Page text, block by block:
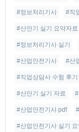
#정보처리기사 #직
#산안기 실기 요약자료
#정보처리기사 실기
#산업안전기사 #산
#직업상담사 수험 후기
#산안기 실기 자료
#산업안전기사 pdf
#산업안전기사 실기